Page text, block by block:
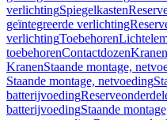
verlichtingSpiegelkasten
geïntegreerde verlichting
verlichtingToebehoren
toebehorenContactdozenKranen
KranenStaande montage,
Staande montage, netvoeding
batterijvoeding
batterijvoedingStaande